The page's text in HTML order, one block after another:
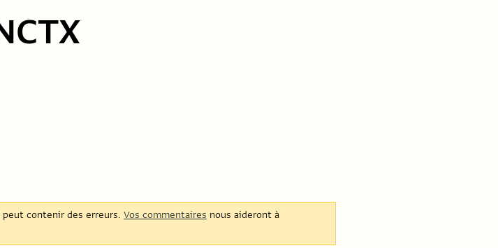
peut contenir des erreurs. Vos commentaires nous aideront à